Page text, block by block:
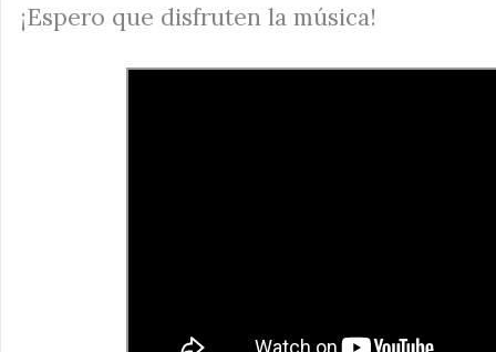
¡Espero que disfruten la música!